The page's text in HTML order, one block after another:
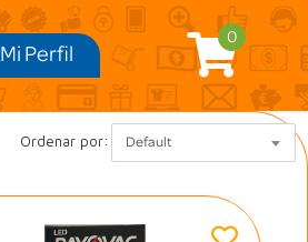
0
Mi Perfil
Ordenar por: Default